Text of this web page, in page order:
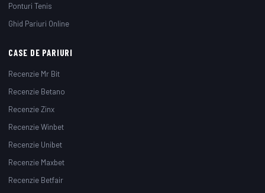
Ponturi Tenis
Ghid Pariuri Online
CASE DE PARIURI
Recenzie Mr Bit
Recenzie Betano
Recenzie Zinx
Recenzie Winbet
Recenzie Unibet
Recenzie Maxbet
Recenzie Betfair